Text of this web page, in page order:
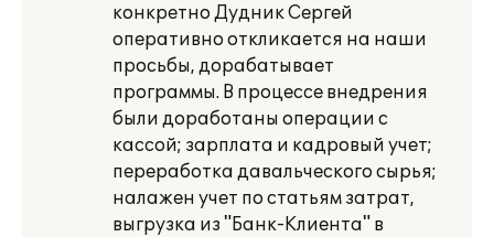
конкретно Дудник Сергей
оперативно откликается на наши
просьбы, дорабатывает
программы. В процессе внедрения
были доработаны операции с
кассой; зарплата и кадровый учет;
переработка давальческого сырья;
налажен учет по статьям затрат,
выгрузка из "Банк-Клиента" в